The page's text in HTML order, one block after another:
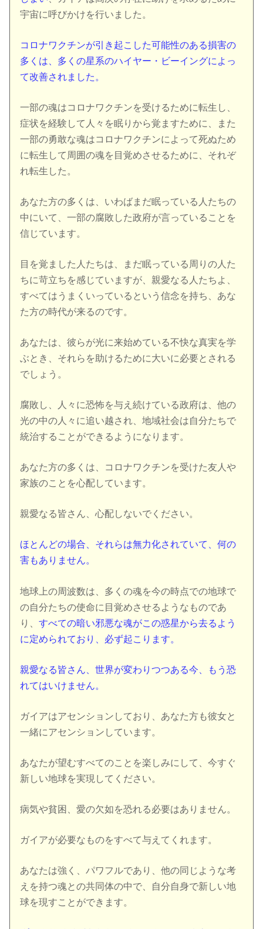
宇宙に呼びかけを行いました。
コロナワクチンが引き起こした可能性のある損害の
多くは、多くの星系のハイヤー・ビーイングによっ
て改善されました。
一部の魂はコロナワクチンを受けるために転生し、
症状を経験して人々を眠りから覚ますために、また
一部の勇敢な魂はコロナワクチンによって死ぬため
に転生して周囲の魂を目覚めさせるために、それぞ
れ転生した。
あなた方の多くは、いわばまだ眠っている人たちの
中にいて、一部の腐敗した政府が言っていることを
信じています。
目を覚ました人たちは、まだ眠っている周りの人た
ちに苛立ちを感じていますが、親愛なる人たちよ、
すべてはうまくいっているという信念を持ち、あな
た方の時代が来るのです。
あなたは、彼らが光に来始めている不快な真実を学
ぶとき、それらを助けるために大いに必要とされる
でしょう。
腐敗し、人々に恐怖を与え続けている政府は、他の
光の中の人々に追い越され、地域社会は自分たちで
統治することができるようになります。
あなた方の多くは、コロナワクチンを受けた友人や
家族のことを心配しています。
親愛なる皆さん、心配しないでください。
ほとんどの場合、それらは無力化されていて、何の
害もありません。
地球上の周波数は、多くの魂を今の時点での地球で
の自分たちの使命に目覚めさせるようなものであ
り、すべての暗い邪悪な魂がこの惑星から去るよう
に定められており、必ず起こります。
親愛なる皆さん、世界が変わりつつある今、もう恐
れてはいけません。
ガイアはアセンションしており、あなた方も彼女と
一緒にアセンションしています。
あなたが望むすべてのことを楽しみにして、今すぐ
新しい地球を実現してください。
病気や貧困、愛の欠如を恐れる必要はありません。
ガイアが必要なものをすべて与えてくれます。
あなたは強く、パワフルであり、他の同じような考
えを持つ魂との共同体の中で、自分自身で新しい地
球を現すことができます。